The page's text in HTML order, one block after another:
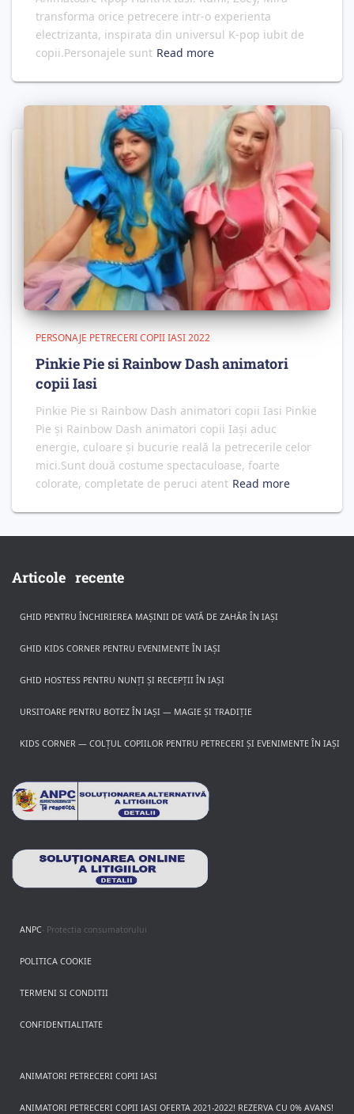
transforma orice petrecere intr-o experienta
electrizanta, inspirata din universul K-pop iubit de
copii.Personajele sunt Read more
PERSONAJE PETRECERI COPII IASI 2022
Pinkie Pie si Rainbow Dash animatori
copii Iasi
Pinkie Pie si Rainbow Dash animatori copii Iasi Pinkie
Pie și Rainbow Dash animatori copii Iași aduc
energie, culoare și bucurie reală la petrecerile celor
mici.Sunt două costume spectaculoase, foarte
colorate, completate de peruci atent Read more
Articole recente
GHID PENTRU ÎNCHIRIEREA MAȘINII DE VATĂ DE ZAHĂR ÎN IAȘI
GHID KIDS CORNER PENTRU EVENIMENTE ÎN IAȘI
GHID HOSTESS PENTRU NUNȚI ȘI RECEPȚII ÎN IAȘI
URSITOARE PENTRU BOTEZ ÎN IAȘI — MAGIE ȘI TRADIȚIE
KIDS CORNER — COLȚUL COPIILOR PENTRU PETRECERI ȘI EVENIMENTE ÎN IAȘI
ANPC- Protectia consumatorului
POLITICA COOKIE
TERMENI SI CONDITII
CONFIDENTIALITATE
ANIMATORI PETRECERI COPII IASI
ANIMATORI PETRECERI COPII IASI OFERTA 2021-2022! REZERVA CU 0% AVANS!